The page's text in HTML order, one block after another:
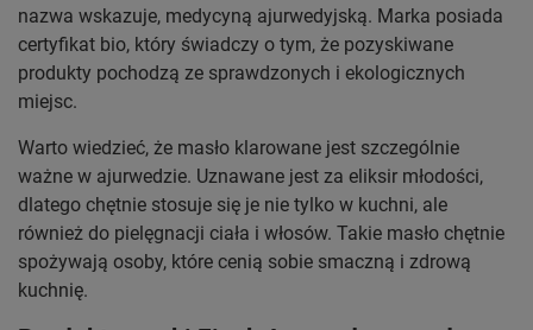
nazwa wskazuje, medycyną ajurwedyjską. Marka posiada
certyfikat bio, który świadczy o tym, że pozyskiwane
produkty pochodzą ze sprawdzonych i ekologicznych
miejsc.
Warto wiedzieć, że masło klarowane jest szczególnie
ważne w ajurwedzie. Uznawane jest za eliksir młodości,
dlatego chętnie stosuje się je nie tylko w kuchni, ale
również do pielęgnacji ciała i włosów. Takie masło chętnie
spożywają osoby, które cenią sobie smaczną i zdrową
kuchnię.